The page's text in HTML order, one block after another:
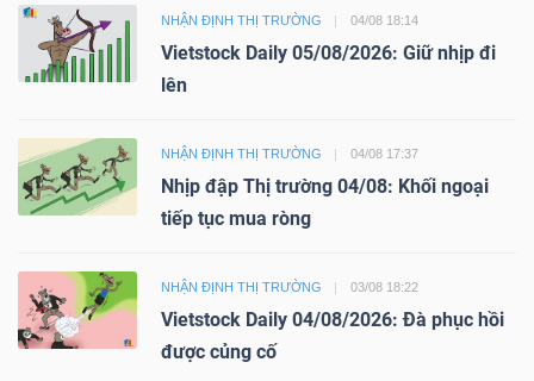
NHẬN ĐỊNH THỊ TRƯỜNG 04/08 18:14
Vietstock Daily 05/08/2026: Giữ nhịp đi
lên
NHẬN ĐỊNH THỊ TRƯỜNG 04/08 17:37
Nhịp đập Thị trường 04/08: Khối ngoại
tiếp tục mua ròng
NHẬN ĐỊNH THỊ TRƯỜNG 03/08 18:22
Vietstock Daily 04/08/2026: Đà phục hồi
được củng cố